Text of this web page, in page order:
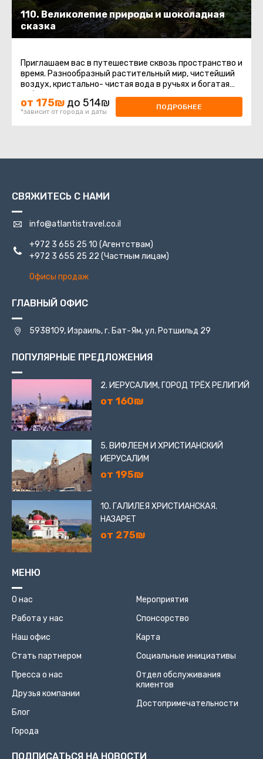
110. Великолепие природы и шоколадная
сказка
Приглашаем вас в путешествие сквозь пространство и
время. Разнообразный растительный мир, чистейший
воздух, кристально- чистая вода в ручьях и богатая
от 175₪ до 514₪
*зависит от города и даты
ПОДРОБНЕЕ
СВЯЖИТЕСЬ С НАМИ
info@atlantistravel.co.il
+972 3 655 25 10 (Агентствам)
+972 3 655 25 22 (Частным лицам)
Офисы продаж
ГЛАВНЫЙ ОФИС
5938109, Израиль, г. Бат-Ям, ул. Ротшильд 29
ПОПУЛЯРНЫЕ ПРЕДЛОЖЕНИЯ
2. ИЕРУСАЛИМ, ГОРОД ТРЁХ РЕЛИГИЙ
от 160₪
5. ВИФЛЕЕМ И ХРИСТИАНСКИЙ
ИЕРУСАЛИМ
от 195₪
10. ГАЛИЛЕЯ ХРИСТИАНСКАЯ.
НАЗАРЕТ
от 275₪
МЕНЮ
О нас
Работа у нас
Наш офис
Стать партнером
Пресса о нас
Друзья компании
Блог
Города
Мероприятия
Спонсорство
Карта
Социальные инициативы
Отдел обслуживания
клиентов
Достопримечательности
ПОДПИСАТЬСЯ НА НОВОСТИ